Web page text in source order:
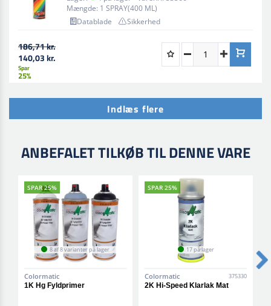
Mængde: 1 SPRAY(400 ML)
Datablade
Sikkerhed
186,71 kr.
140,03 kr.
Spar
25%
Indlæs flere
ANBEFALET TILKØB TIL DENNE VARE
SPAR 25%
8 af 8 varianter på lager
Colormatic
1K Hg Fyldprimer
SPAR 25%
17 på lager
Colormatic 375330
2K Hi-Speed Klarlak Mat